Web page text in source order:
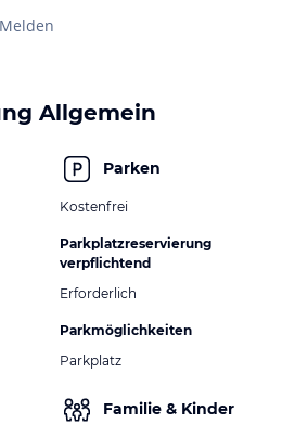
Melden
Allgemein
Parken
Kostenfrei
Parkplatzreservierung
verpflichtend
Erforderlich
Parkmöglichkeiten
Parkplatz
Familie & Kinder